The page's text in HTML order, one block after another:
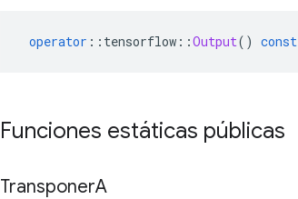
operator :: tensorflow ::Output() const
Funciones estáticas públicas
TransponerA